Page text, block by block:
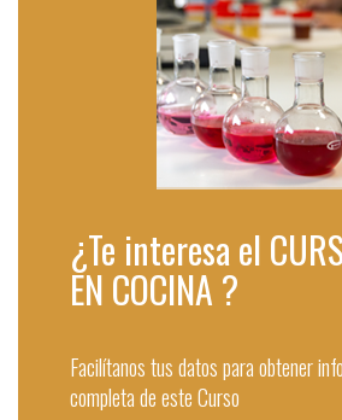
¿Te interesa el
EN COCINA ?
Facilítanos tus datos para obtener
completa de este Curso